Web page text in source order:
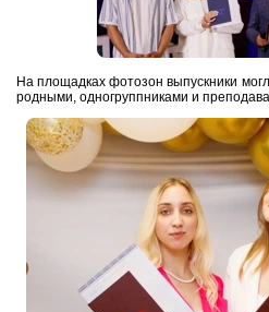
На площадках фотозон выпускники
родными, одногруппниками и